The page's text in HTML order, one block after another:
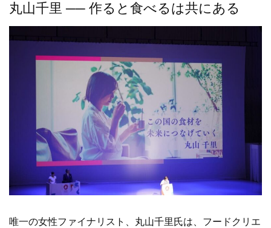
丸山千里 ── 作ると食べるは共にある
唯一の女性ファイナリスト、丸山千里氏は、フードクリエ